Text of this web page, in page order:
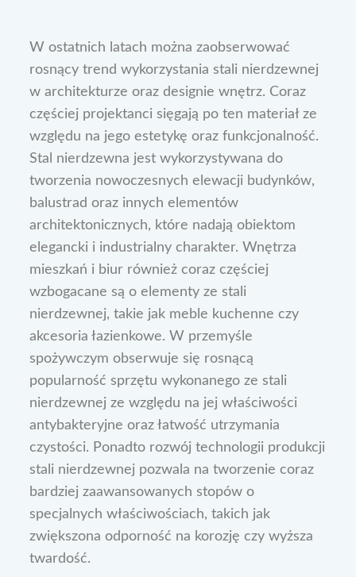
W ostatnich latach można zaobserwować
rosnący trend wykorzystania stali nierdzewnej
w architekturze oraz designie wnętrz. Coraz
częściej projektanci sięgają po ten materiał ze
względu na jego estetykę oraz funkcjonalność.
Stal nierdzewna jest wykorzystywana do
tworzenia nowoczesnych elewacji budynków,
balustrad oraz innych elementów
architektonicznych, które nadają obiektom
elegancki i industrialny charakter. Wnętrza
mieszkań i biur również coraz częściej
wzbogacane są o elementy ze stali
nierdzewnej, takie jak meble kuchenne czy
akcesoria łazienkowe. W przemyśle
spożywczym obserwuje się rosnącą
popularność sprzętu wykonanego ze stali
nierdzewnej ze względu na jej właściwości
antybakteryjne oraz łatwość utrzymania
czystości. Ponadto rozwój technologii produkcji
stali nierdzewnej pozwala na tworzenie coraz
bardziej zaawansowanych stopów o
specjalnych właściwościach, takich jak
zwiększona odporność na korozję czy wyższa
twardość.